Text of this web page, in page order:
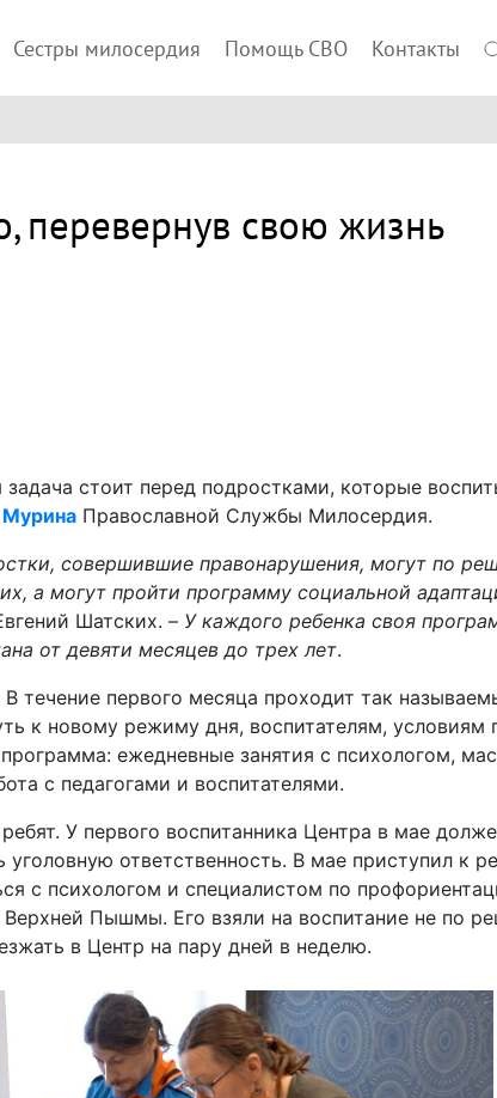
Сестры милосердия Помощь СВО Контакты
перевернув свою жизнь
стоит перед подростками, которые
Православной Службы Милосердия.
совершившие правонарушения, могут по
а могут пройти программу социальной
Шатских. – У каждого ребенка своя
от девяти месяцев до трех лет.
течение первого месяца проходит так
к новому режиму дня, воспитателям, условиям
ежедневные занятия с психологом,
с педагогами и воспитателями.
У первого воспитанника Центра в мае
ответственность. В мае приступил к
с психологом и специалистом по
Пышмы. Его взяли на воспитание не по
в Центр на пару дней в неделю.